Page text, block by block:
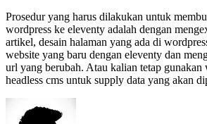
Prosedur yang harus dilakukan untuk
wordpress ke eleventy adalah dengan
artikel, desain halaman yang ada di
website yang baru dengan eleventy dan
url yang berubah. Atau kalian tetap gunakan
headless cms untuk supply data yang akan